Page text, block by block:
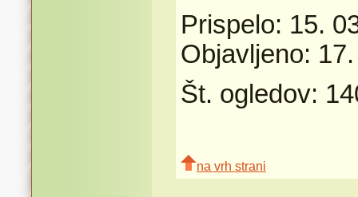
Prispelo: 15.
Objavljeno:
Št. ogledov:
na vrh strani